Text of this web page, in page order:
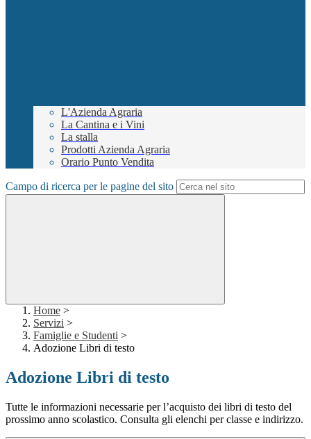
L'Azienda Agraria
La Cantina e i Vini
La stalla
Prodotti Azienda Agraria
Orario Punto Vendita
Campo di ricerca per le pagine del sito
Home >
Servizi >
Famiglie e Studenti >
Adozione Libri di testo
Adozione Libri di testo
Tutte le informazioni necessarie per l’acquisto dei libri di testo del
prossimo anno scolastico. Consulta gli elenchi per classe e indirizzo.